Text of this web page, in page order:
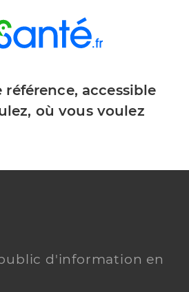
référence, accessible
où vous voulez
d'information en